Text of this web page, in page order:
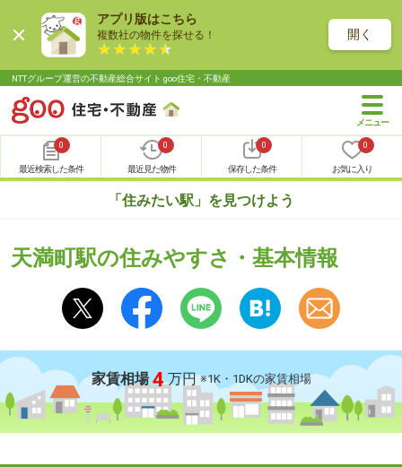
アプリ版はこちら
複数社の物件を探せる！ 開く
NTTグループ運営の不動産総合サイト goo住宅・不動産
0
最近検索した条件
0
最近見た物件
0
保存した条件
0
お気に入り
「住みたい駅」を見つけよう
天満町駅の住みやすさ・基本情報
家賃相場 4 万円 ※1K・1DKの家賃相場